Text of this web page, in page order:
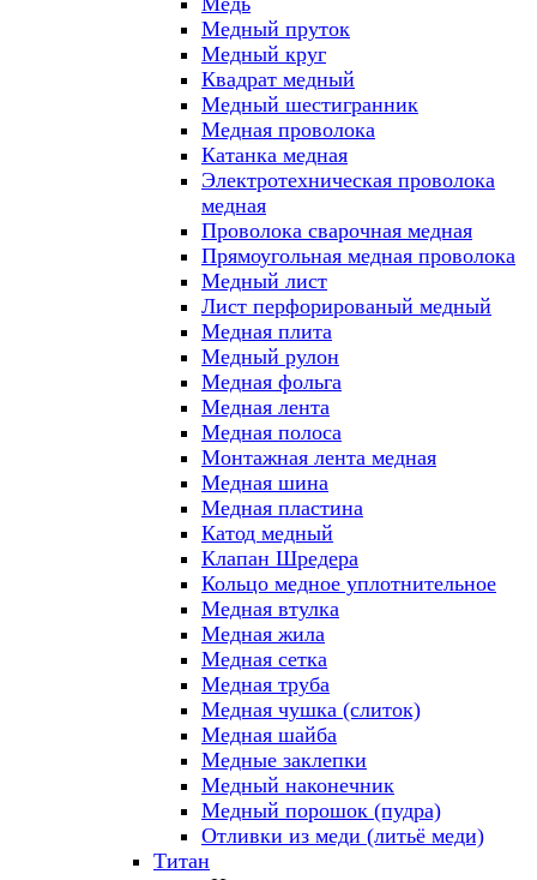
Медный пруток
Медный круг
Квадрат медный
Медный шестигранник
Медная проволока
Катанка медная
Электротехническая проволока
медная
Проволока сварочная медная
Прямоугольная медная проволока
Медный лист
Лист перфорированый медный
Медная плита
Медный рулон
Медная фольга
Медная лента
Медная полоса
Монтажная лента медная
Медная шина
Медная пластина
Катод медный
Клапан Шредера
Кольцо медное уплотнительное
Медная втулка
Медная жила
Медная сетка
Медная труба
Медная чушка (слиток)
Медная шайба
Медные заклепки
Медный наконечник
Медный порошок (пудра)
Отливки из меди (литьё меди)
Титан